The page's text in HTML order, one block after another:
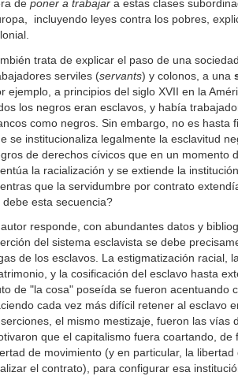
de poner a trabajar a estas clases
incluyendo leyes contra los pobres,
trata de explicar el paso de una
serviles (servants) y colonos, a una
ejemplo, a principios del siglo XVII en la
los negros eran esclavos, y había
como negros. Sin embargo, no es hasta
se institucionaliza legalmente la esclavitud
de derechos cívicos que en un momento
la racialización y se extiende la
que la servidumbre por contrato
debe esta secuencia?
autor responde, con abundantes datos y
del sistema esclavista se debe
de los esclavos. La estigmatización racial,
y la cosificación del esclavo hasta
de "la cosa" poseída se fueron acentuando
cada vez más difícil retener al esclavo
el mismo mestizaje, fueron las vías
que el capitalismo fuera coartando, de
de movimiento (y en particular, la
el contrato), para configurar esa